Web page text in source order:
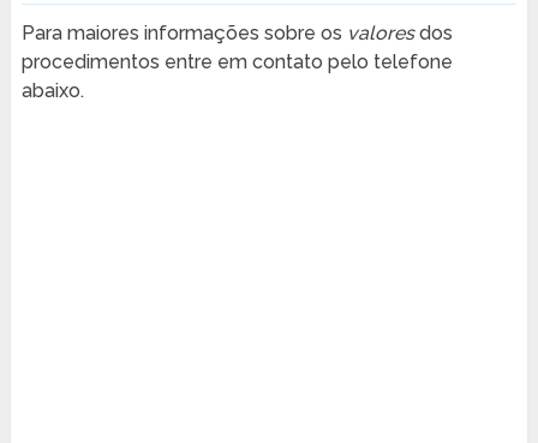
Para maiores informações sobre os valoresdos
procedimentos entre em contato pelo telefone
abaixo.